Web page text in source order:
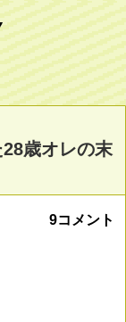
28歳オレの末
9コメント